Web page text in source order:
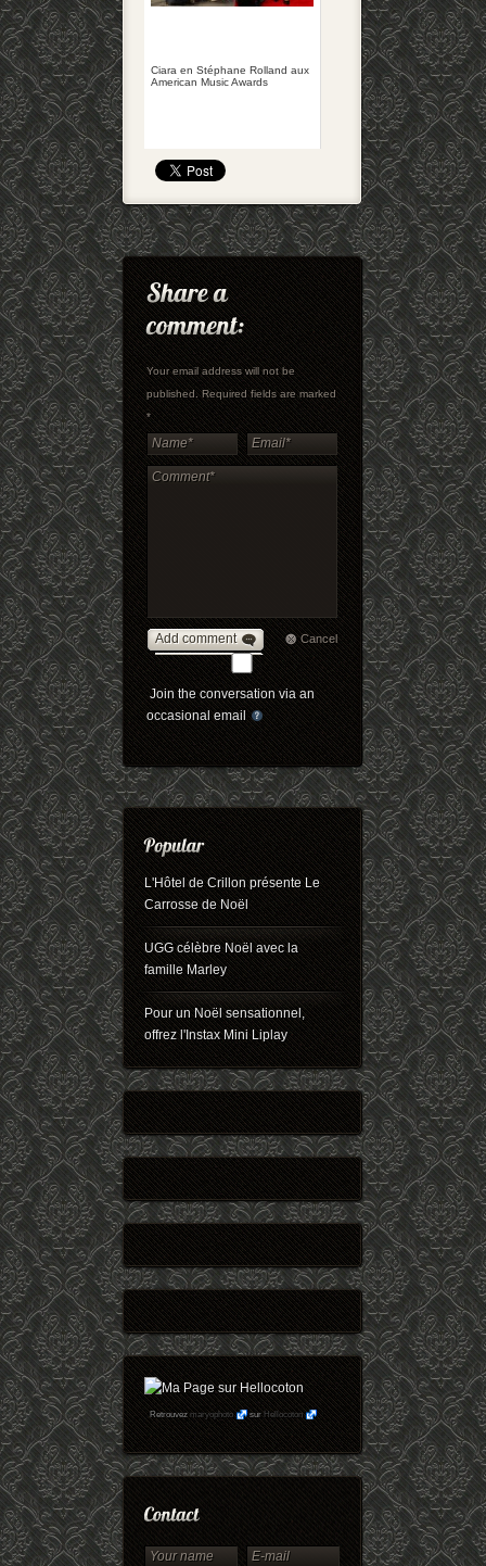
Ciara en Stéphane Rolland aux
American Music Awards
Your email address will not be
published. Required fields are marked
*
Add comment Cancel
Join the conversation via an
occasional email
L'Hôtel de Crillon présente Le
Carrosse de Noël
UGG célèbre Noël avec la
famille Marley
Pour un Noël sensationnel,
offrez l'Instax Mini Liplay
Retrouvezmaryophoto surHellocoton